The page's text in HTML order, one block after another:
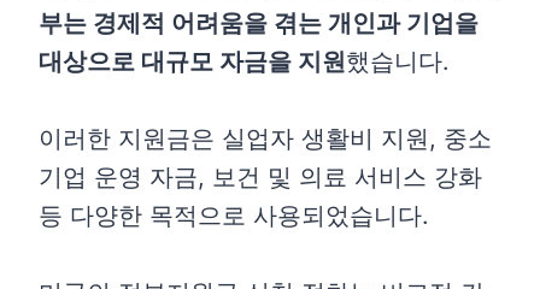
부는 경제적 어려움을 겪는 개인과 기업을
대상으로 대규모 자금을 지원했습니다.
이러한 지원금은 실업자 생활비 지원, 중소
기업 운영 자금, 보건 및 의료 서비스 강화
등 다양한 목적으로 사용되었습니다.